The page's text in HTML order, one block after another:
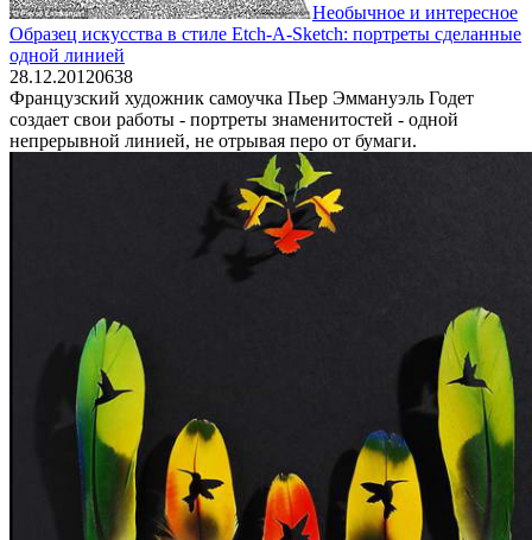
Необычное и интересное
Образец искусства в стиле Etch-A-Sketch: портреты сделанные
одной линией
28.12.20120638
Французский художник самоучка Пьер Эммануэль Годет
создает свои работы - портреты знаменитостей - одной
непрерывной линией, не отрывая перо от бумаги.